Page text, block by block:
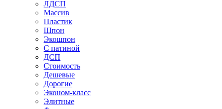
ЛДСП
Массив
Пластик
Шпон
Экошпон
С патиной
ДСП
Стоимость
Дешевые
Дорогие
Эконом-класс
Элитные